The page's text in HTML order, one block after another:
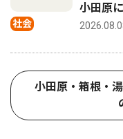
社会
小田原に
小田原・箱根・